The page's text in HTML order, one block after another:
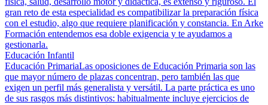
gran reto de esta especialidad es compatibilizar la preparación física
con el estudio, algo que requiere planificación y constancia. En Arke
Formación entendemos esa doble exigencia y te ayudamos a
gestionarla.
Educación Infantil
Educación PrimariaLas oposiciones de Educación Primaria son las
que mayor número de plazas concentran, pero también las que
exigen un perfil más generalista y versátil. La parte práctica es uno
de sus rasgos más distintivos: habitualmente incluye ejercicios de